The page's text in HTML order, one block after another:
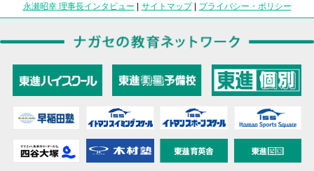
永瀬昭幸 理事長インタビュー | サイトマップ| プライバシー・ポリシー